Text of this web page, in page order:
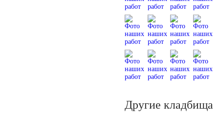
Другие кладбища